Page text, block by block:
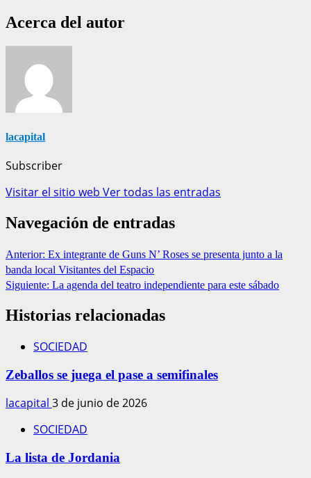
Acerca del autor
lacapital
Subscriber
Visitar el sitio web Ver todas las entradas
Navegación de entradas
Anterior: Ex integrante de Guns N’ Roses se presenta junto a la
banda local Visitantes del Espacio
Siguiente: La agenda del teatro independiente para este sábado
Historias relacionadas
SOCIEDAD
Zeballos se juega el pase a semifinales
lacapital 3 de junio de 2026
SOCIEDAD
La lista de Jordania